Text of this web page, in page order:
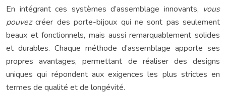
En intégrant ces systèmes d’assemblage innovants, vous
pouvezcréer des porte-bijoux qui ne sont pas seulement
beaux et fonctionnels, mais aussi remarquablement solides
et durables. Chaque méthode d’assemblage apporte ses
propres avantages, permettant de réaliser des designs
uniques qui répondent aux exigences les plus strictes en
termes de qualité et de longévité.